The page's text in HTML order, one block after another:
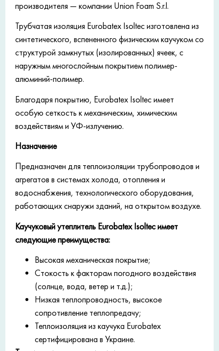
производителя — компании Union Foam S.r.l.
Трубчатая изоляция Eurobatex Isoltec изготовлена ​​из
синтетического, вспененного физическим каучуком со
структурой замкнутых (изолированных) ячеек, с
наружным многослойным покрытием полимер-
алюминий-полимер.
Благодаря покрытию, Eurobatex Isoltec имеет
особую сеткость к механическим, химическим
воздействиям и УФ-излучению.
Назначение
Предназначен для теплоизоляции трубопроводов и
агрегатов в системах холода, отопления и
водоснабжения, технологического оборудования,
работающих снаружи зданий, на открытом воздухе.
Каучуковый утеплитель Eurobatex Isoltec имеет
следующие преимущества:
Высокая механическая покрытие;
Стокость к факторам погодного воздействия
(солнце, вода, ветер и т.д.);
Низкая теплопроводность, высокое
сопротивление теплопредачу;
Теплоизоляция из каучука Eurobatex
сертифицирована в Украине.